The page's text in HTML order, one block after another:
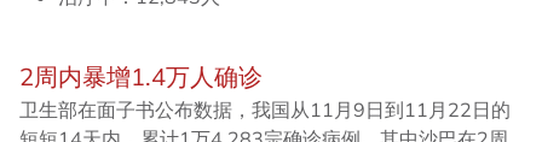
2周内暴增1.4万人确诊
卫生部在面子书公布数据，我国从11月9日到11月22日的